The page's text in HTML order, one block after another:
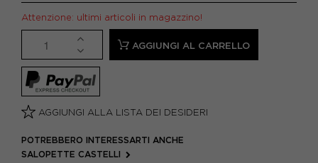
Attenzione: ultimi articoli in magazzino!
AGGIUNGI AL CARRELLO
AGGIUNGI ALLA LISTA DEI DESIDERI
POTREBBERO INTERESSARTI ANCHE
SALOPETTE CASTELLI